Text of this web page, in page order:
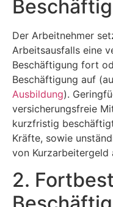
Der Arbeitnehmer
Arbeitsausfalls eine
Beschäftigung fort
Beschäftigung auf
Ausbildung).
versicherungsfreie
kurzfristig
Kräfte, sowie
von Kurzarbeitergeld
2.